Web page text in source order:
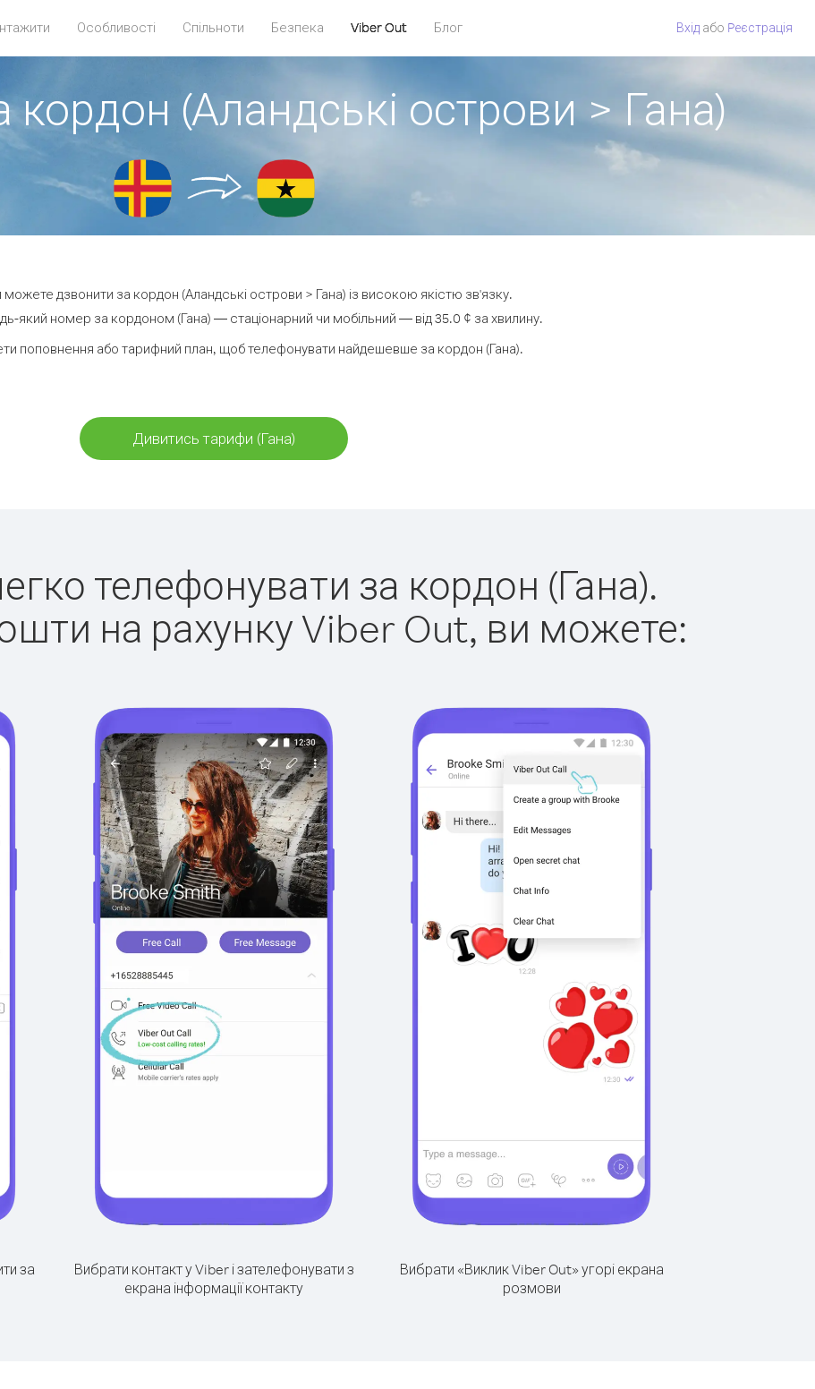
Особливості Спільноти Безпека Viber Out Блог Вхід або Pеєстрація
кордон (Аландські острови > Гана)
можете дзвонити за кордон (Аландські острови > Гана) із високою якістю зв'язку.
який номер за кордоном (Гана) — стаціонарний чи мобільний — від 35.0 ¢ за хвилину.
поповнення або тарифний план, щоб телефонувати найдешевше за кордон (Гана).
Дивитись тарифи (Гана)
телефонувати за кордон (Гана).
на рахунку Viber Out, ви можете:
за
Вибрати контакт у Viber і зателефонувати з
екрана інформації контакту
Вибрати «Виклик Viber Out» угорі екрана
розмови